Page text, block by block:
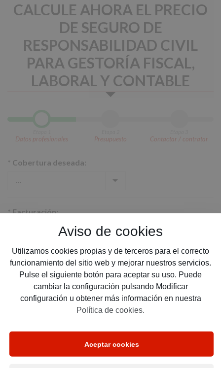
Aviso de cookies
Utilizamos cookies propias y de terceros para el correcto
funcionamiento del sitio web y mejorar nuestros servicios.
Pulse el siguiente botón para aceptar su uso. Puede
cambiar la configuración pulsando Modificar
configuración u obtener más información en nuestra
Política de cookies.
Aceptar cookies
CALCULE AHORA EL PRECIO
DE SEGURO DE
RESPONSABILIDAD CIVIL
PARA GESTORÍA FISCAL,
LABORAL Y CONTABLE
Datos profesionales Presupuesto Contactar / contratar
* Cobertura deseada:
*Facturación:
*Nº de empleados en nómina, aunque sea a tiempo
parcial: